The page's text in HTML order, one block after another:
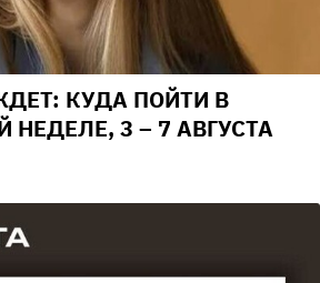
КУДА ПОЙТИ В
НЕДЕЛЕ, 3 – 7 АВГУСТА